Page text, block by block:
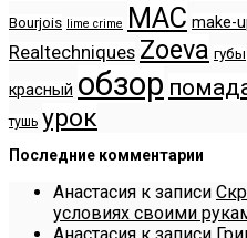
Bourjois lime crime MAC make-
Realtechniques Zoeva губы
красный обзор
тушь урок
Последние комментарии
Анастасия к записи
условиях своими
Анастасия к записи